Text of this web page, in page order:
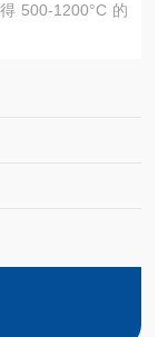
500-1200°C 的